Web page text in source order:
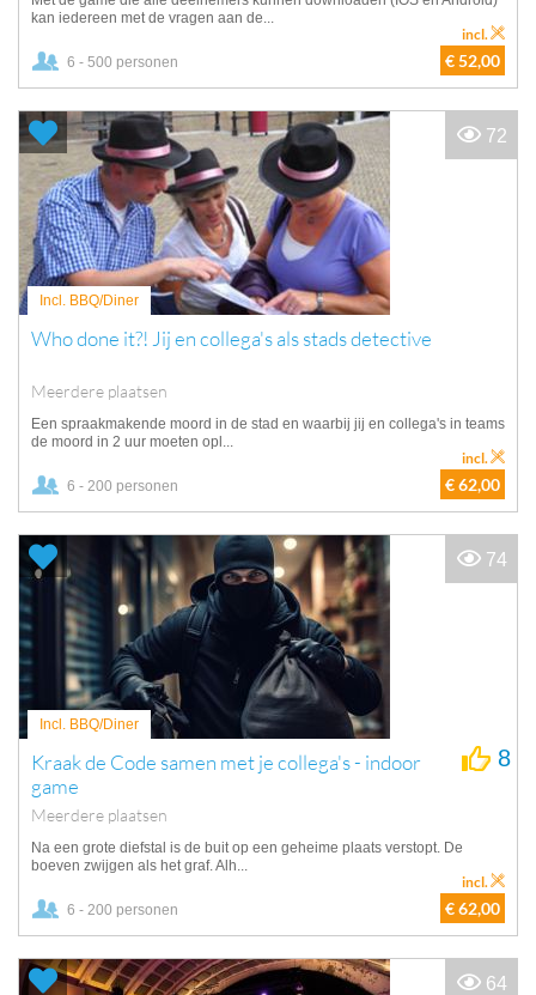
kan iedereen met de vragen aan de...
6 - 500 personen € 52,00
incl.
Incl. BBQ/Diner
Who done it?! Jij en collega's als stads detective
Meerdere plaatsen
Een spraakmakende moord in de stad en waarbij jij en collega's in teams
de moord in 2 uur moeten opl...
6 - 200 personen € 62,00
incl.
72
Incl. BBQ/Diner
Kraak de Code samen met je collega's - indoor
game
Meerdere plaatsen
8
Na een grote diefstal is de buit op een geheime plaats verstopt. De
boeven zwijgen als het graf. Alh...
6 - 200 personen € 62,00
incl.
74
64